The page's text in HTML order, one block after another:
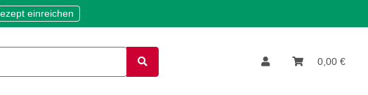
einreichen
0,00 €